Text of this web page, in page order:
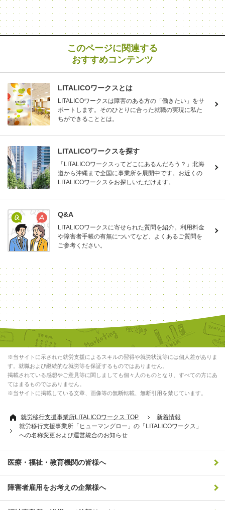
このページに関連する
おすすめコンテンツ
LITALICOワークスとは
LITALICOワークスは障害のある方の「働きたい」をサ
ポートします。そのひとりに合った就職の実現に私た
ちができることとは。
LITALICOワークスを探す
「LITALICOワークスってどこにあるんだろう？」北海
道から沖縄まで全国に事業所を展開中です。お近くの
LITALICOワークスをお探しいただけます。
Q&A
LITALICOワークスに寄せられた質問を紹介。利用料金
や障害者手帳の有無についてなど、よくあるご質問を
ご参考ください。
※当サイトに示された就労支援によるスキルの習得や就労状況等には個人差がありま
す。就職および継続的な就労等を保証するものではありません。
掲載されている感想やご意見等に関しましても個々人のものとなり、すべての方にあ
てはまるものではありません。
※当サイトに掲載している文章、画像等の無断転載、無断引用を禁じています。
就労移行支援事業所LITALICOワークス TOP
新着情報
就労移行支援事業所「ヒューマングロー」の「LITALICOワークス」
への名称変更および運営統合のお知らせ
医療・福祉・教育機関の皆様へ
障害者雇用をお考えの企業様へ